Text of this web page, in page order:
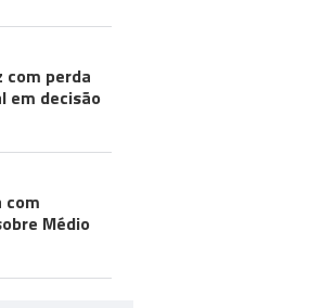
com perda
em decisão
com
Médio